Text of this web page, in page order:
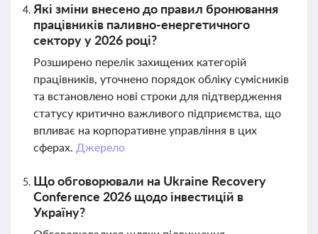
Які зміни внесено до правил бронювання
працівників паливно-енергетичного
сектору у 2026 році?
Розширено перелік захищених категорій
працівників, уточнено порядок обліку сумісників
та встановлено нові строки для підтвердження
статусу критично важливого підприємства, що
впливає на корпоративне управління в цих
сферах. Джерело
Що обговорювали на Ukraine Recovery
Conference 2026 щодо інвестицій в
Україну?